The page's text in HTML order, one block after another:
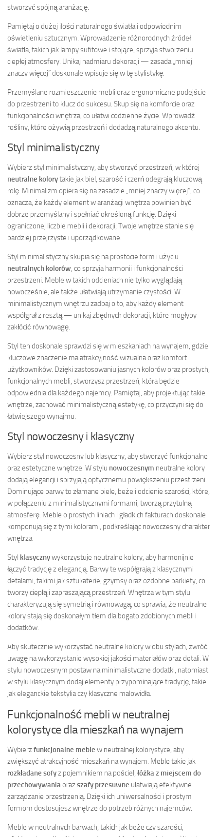
stworzyć spójną aranżację.
Pamiętaj o dużej ilości naturalnego światła i odpowiednim
oświetleniu sztucznym. Wprowadzenie różnorodnych źródeł
światła, takich jak lampy sufitowe i stojące, sprzyja stworzeniu
ciepłej atmosfery. Unikaj nadmiaru dekoracji — zasada „mniej
znaczy więcej” doskonale wpisuje się w tę stylistykę.
Przemyślane rozmieszczenie mebli oraz ergonomiczne podejście
do przestrzeni to klucz do sukcesu. Skup się na komforcie oraz
funkcjonalności wnętrza, co ułatwi codzienne życie. Wprowadź
rośliny, które ożywią przestrzeń i dodadzą naturalnego akcentu.
Styl minimalistyczny
Wybierz styl minimalistyczny, aby stworzyć przestrzeń, w której
neutralne kolorytakie jak biel, szarość i czerń odegrają kluczową
rolę. Minimalizm opiera się na zasadzie „mniej znaczy więcej”, co
oznacza, że każdy element w aranżacji wnętrza powinien być
dobrze przemyślany i spełniać określoną funkcję. Dzięki
ograniczonej liczbie mebli i dekoracji, Twoje wnętrze stanie się
bardziej przejrzyste i uporządkowane.
Styl minimalistyczny skupia się na prostocie form i użyciu
neutralnych kolorów , co sprzyja harmonii i funkcjonalności
przestrzeni. Meble w takich odcieniach nie tylko wyglądają
nowocześnie, ale także ułatwiają utrzymanie czystości. W
minimalistycznym wnętrzu zadbaj o to, aby każdy element
współgrał z resztą — unikaj zbędnych dekoracji, które mogłyby
zakłócić równowagę.
Styl ten doskonale sprawdzi się w mieszkaniach na wynajem, gdzie
kluczowe znaczenie ma atrakcyjność wizualna oraz komfort
użytkowników. Dzięki zastosowaniu jasnych kolorów oraz prostych,
funkcjonalnych mebli, stworzysz przestrzeń, która będzie
odpowiednia dla każdego najemcy. Pamiętaj, aby projektując takie
wnętrze, zachować minimalistyczną estetykę, co przyczyni się do
łatwiejszego wynajmu.
Styl nowoczesny i klasyczny
Wybierz styl nowoczesny lub klasyczny, aby stworzyć funkcjonalne
oraz estetyczne wnętrze. W stylu nowoczesnym neutralne kolory
dodają elegancji i sprzyjają optycznemu powiększeniu przestrzeni.
Dominujące barwy to złamane biele, beże i odcienie szarości, które,
w połączeniu z minimalistycznymi formami, tworzą przytulną
atmosferę. Meble o prostych liniach i gładkich fakturach doskonale
komponują się z tymi kolorami, podkreślając nowoczesny charakter
wnętrza.
Styl klasycznywykorzystuje neutralne kolory, aby harmonijnie
łączyć tradycję z elegancją. Barwy te współgrają z klasycznymi
detalami, takimi jak sztukaterie, gzymsy oraz ozdobne parkiety, co
tworzy ciepłą i zapraszającą przestrzeń. Wnętrza w tym stylu
charakteryzują się symetrią i równowagą, co sprawia, że neutralne
kolory stają się doskonałym tłem dla bogato zdobionych mebli i
dodatków.
Aby skutecznie wykorzystać neutralne kolory w obu stylach, zwróć
uwagę na wykorzystanie wysokiej jakości materiałów oraz detali. W
stylu nowoczesnym postaw na minimalistyczne dodatki, natomiast
w stylu klasycznym dodaj elementy przypominające tradycję, takie
jak eleganckie tekstylia czy klasyczne malowidła.
Funkcjonalność mebli w neutralnej
kolorystyce dla mieszkań na wynajem
Wybierzfunkcjonalne meble w neutralnej kolorystyce, aby
zwiększyć atrakcyjność mieszkań na wynajem. Meble takie jak
rozkładane sofyz pojemnikiem na pościel, łóżka z miejscem do
przechowywania orazszafy przesuwne ułatwiają efektywne
zarządzanie przestrzenią. Dzięki ich uniwersalności i prostym
formom dostosujesz wnętrze do potrzeb różnych najemców.
Meble w neutralnych barwach, takich jak beże czy szarości,